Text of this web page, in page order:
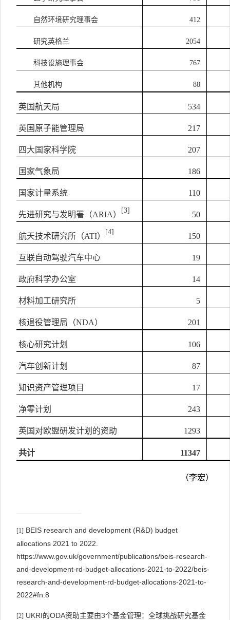
自然环境研究理事会 412
研究英格兰 2054
科技设施理事会 767
其他机构 88
英国航天局 534
英国原子能管理局 217
四大国家科学院 207
国家气象局 186
国家计量系统 110
先进研究与发明署（ARIA） [3] 50
航天技术研究所（ATI） [4] 150
互联自动驾驶汽车中心 19
政府科学办公室 14
材料加工研究所 5
核退役管理局（NDA） 201
核心研究计划 106
汽车创新计划 87
知识资产管理项目 17
净零计划 243
英国对欧盟研发计划的资助 1293
共计 11347
（李宏）
[1] BEIS research and development (R&D) budget
allocations 2021 to 2022.
https://www.gov.uk/government/publications/beis-research-
and-development-rd-budget-allocations-2021-to-2022/beis-
research-and-development-rd-budget-allocations-2021-to-
2022#fn:8
[2] UKRI的ODA资助主要由3个基金管理：全球挑战研究基金